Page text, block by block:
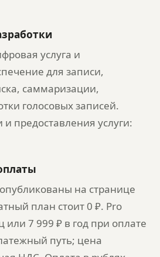
услуга и
для записи,
саммаризации,
голосовых записей.
и предоставления услуги:
на странице
план стоит 0 ₽. Pro
или 7 999 ₽ в год при оплате
путь; цена